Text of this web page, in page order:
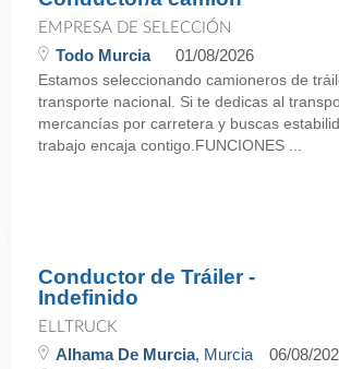
EMPRESA DE SELECCIÓN
Todo Murcia 01/08/2026
Estamos seleccionando camioneros de
transporte nacional. Si te dedicas al
mercancías por carretera y buscas
trabajo encaja contigo.FUNCIONES ...
Conductor de Tráiler -
Indefinido
ELLTRUCK
Alhama De Murcia, Murcia 06/08/